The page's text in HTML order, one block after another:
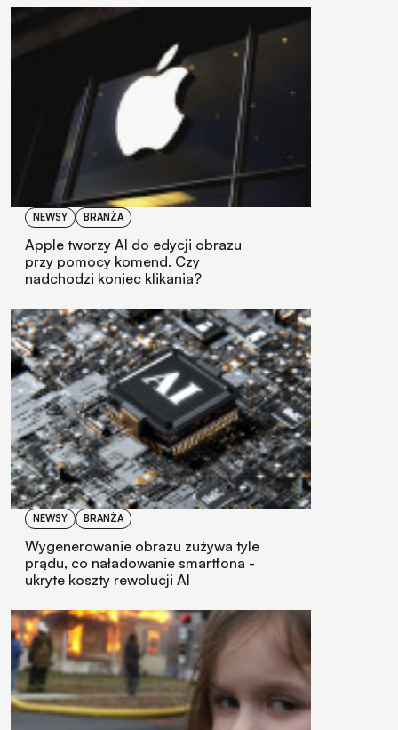
NEWSY BRANŻA
Apple tworzy AI do edycji obrazu
przy pomocy komend. Czy
nadchodzi koniec klikania?
NEWSY BRANŻA
Wygenerowanie obrazu zużywa tyle
prądu, co naładowanie smartfona -
ukryte koszty rewolucji AI